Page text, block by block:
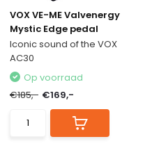
VOX VE-ME Valvenergy
Mystic Edge pedal
Iconic sound of the VOX
AC30
Op voorraad
€185,- €169,-